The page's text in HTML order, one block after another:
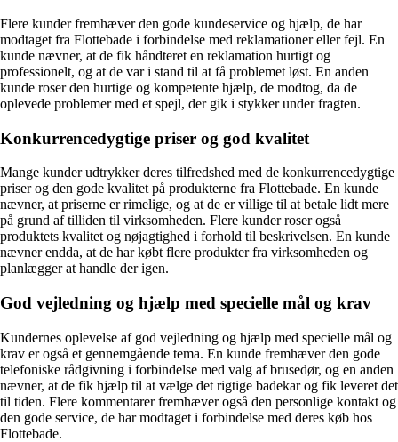
Flere kunder fremhæver den gode kundeservice og hjælp, de har
modtaget fra Flottebade i forbindelse med reklamationer eller fejl. En
kunde nævner, at de fik håndteret en reklamation hurtigt og
professionelt, og at de var i stand til at få problemet løst. En anden
kunde roser den hurtige og kompetente hjælp, de modtog, da de
oplevede problemer med et spejl, der gik i stykker under fragten.
Konkurrencedygtige priser og god kvalitet
Mange kunder udtrykker deres tilfredshed med de konkurrencedygtige
priser og den gode kvalitet på produkterne fra Flottebade. En kunde
nævner, at priserne er rimelige, og at de er villige til at betale lidt mere
på grund af tilliden til virksomheden. Flere kunder roser også
produktets kvalitet og nøjagtighed i forhold til beskrivelsen. En kunde
nævner endda, at de har købt flere produkter fra virksomheden og
planlægger at handle der igen.
God vejledning og hjælp med specielle mål og krav
Kundernes oplevelse af god vejledning og hjælp med specielle mål og
krav er også et gennemgående tema. En kunde fremhæver den gode
telefoniske rådgivning i forbindelse med valg af brusedør, og en anden
nævner, at de fik hjælp til at vælge det rigtige badekar og fik leveret det
til tiden. Flere kommentarer fremhæver også den personlige kontakt og
den gode service, de har modtaget i forbindelse med deres køb hos
Flottebade.